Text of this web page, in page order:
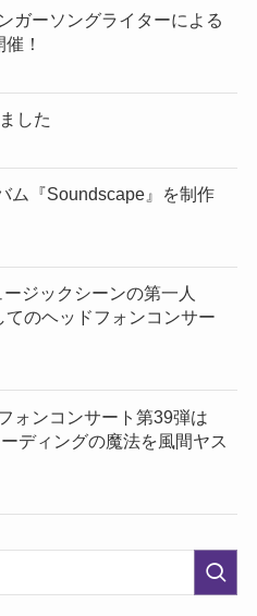
ガーソングライターによる
！
した
ム『Soundscape』を制作
ジックシーンの第一人
のヘッドフォンコンサー
ォンコンサート第39弾は
ディングの魔法を風間ヤス